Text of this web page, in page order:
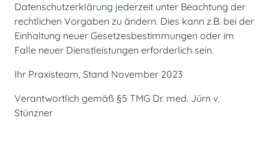
Datenschutzerklärung jederzeit unter Beachtung der
rechtlichen Vorgaben zu ändern. Dies kann z.B. bei der
Einhaltung neuer Gesetzesbestimmungen oder im
Falle neuer Dienstleistungen erforderlich sein.
Ihr Praxisteam, Stand November 2023
Verantwortlich gemäß §5 TMG Dr. med. Jürn v.
Stünzner